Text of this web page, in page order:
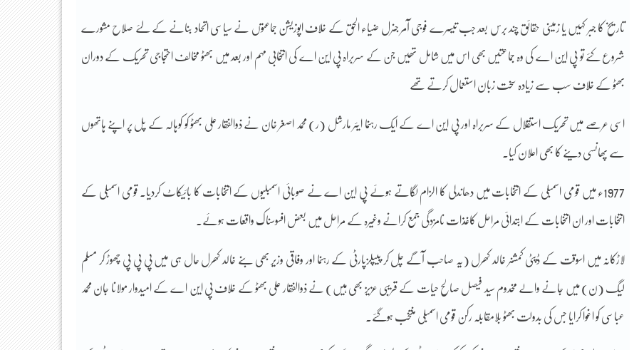
تاریخ کا جبر کہیں یا زمینی حقائق چند برس بعد جب تیسرے فوجی آمر جنرل ضیاء الحق کے خلاف اپوزیشن جماعتوں نے سیاسی اتحاد بنانے کے لئے صلاح مشورے
شروع کئے تو پی این اے کی وہ جماعتیں بھی اس میں شامل تھیں جن کے سربراہ پی این اے کی انتخابی مہم اور بعد میں بھٹو مخالف احتجاجی تحریک کے دوران
بھٹو کے خلاف سب سے زیادہ سخت زبان استعمال کرتے تھے
اسی عرصے میں تحریک استقلال کے سربراہ اور پی این اے کے ایک رہنما ایئر مارشل (ر) محمد اصغر خان نے ذوالفقار علی بھٹو کو کوہالہ کے پل پر اپنے ہاتھوں
سے پھانسی دینے کا بھی اعلان کیا۔
1977ء میں قومی اسمبلی کے انتخابات میں دھاندلی کا الزام لگاتے ہوئے پی این اے نے صوبائی اسمبلیوں کے انتخابات کا بائیکاٹ کردیا۔ قومی اسمبلی کے
انتخابات اور ان انتخابات کے ابتدائی مراحل کاغذات نامزدگی جمع کرانے وغیرہ کے مراحل میں بعض افسوسناک واقعات ہوئے۔
لاڑکانہ میں اسوقت کے ڈپٹی کمشنر خالد کھرل (یہ صاحب آگے چل کر پیپلزپارٹی کے رہنما اور وفاقی وزیر بھی بنے خالد کھرل حال ہی میں پی پی پی چھوڑ کر مسلم
لیگ (ن) میں جانے والے مخدوم سید فیصل صالح حیات کے قریبی عزیز بھی ہیں) نے ذوالفقار علی بھٹو کے خلاف پی این اے کے امیدوار مولانا جان محمد
عباسی کو اغوا کرایا جس کی بدولت بھٹو بلامقابلہ رکن قومی اسمبلی منتخب ہوگئے۔